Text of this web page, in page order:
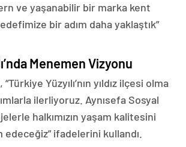
ve yaşanabilir bir marka kent
bir adım daha yaklaştık”
Menemen Vizyonu
Yüzyılı’nın yıldız ilçesi olma
ilerliyoruz. Aynısefa Sosyal
halkımızın yaşam kalitesini
edeceğiz” ifadelerini kullandı.